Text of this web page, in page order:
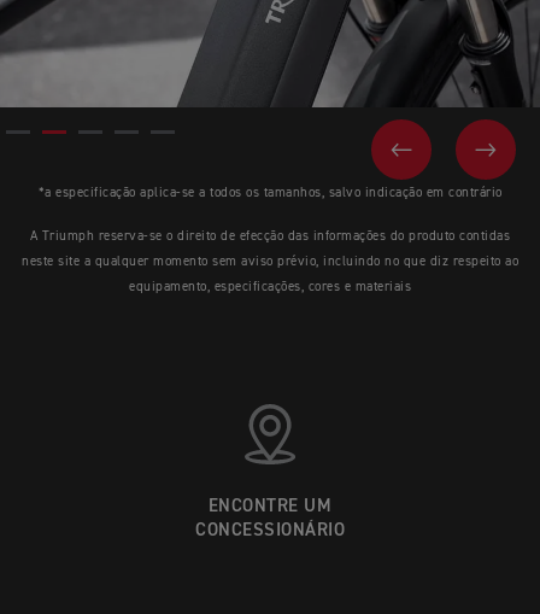
PREVIOUSNEXT
*a especificação aplica-se a todos os tamanhos, salvo indicação em contrário
A Triumph reserva-se o direito de efecção das informações do produto contidas
neste site a qualquer momento sem aviso prévio, incluindo no que diz respeito ao
equipamento, especificações, cores e materiais
ENCONTRE UM
CONCESSIONÁRIO